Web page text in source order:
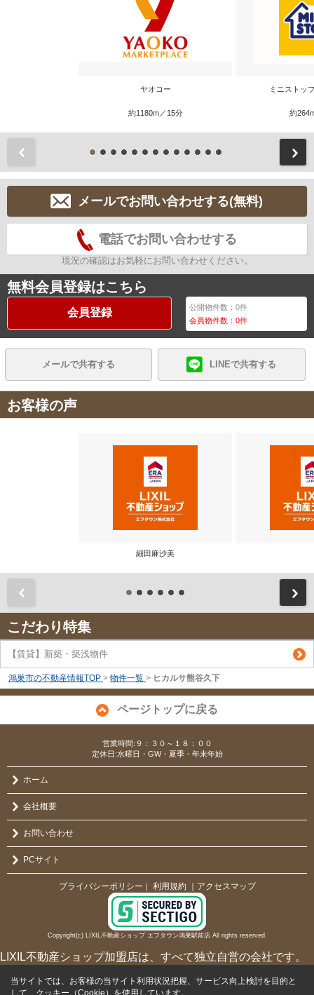
ヤオコー
約1180m／15分
ミニストッ
約
メールでお問い合わせする(無料)
電話でお問い合わせする
現況の確認はお気軽にお問い合わせください。
無料会員登録はこちら
会員登録 公開物件数：0件
会員物件数：0件
メールで共有する LINEで共有する
お客様の声
細田麻沙美
こだわり特集
【賃貸】新築・築浅物件
鴻巣市の不動産情報TOP > 物件一覧 > ヒカルサ熊谷久下
ページトップに戻る
営業時間:９：３０～１８：００
定休日:水曜日・GW・夏季・年末年始
ホーム
会社概要
お問い合わせ
PCサイト
プライバシーポリシー 利用規約 ｜アクセスマップ
Copyright(c) LIXIL不動産ショップ エフタウン鴻巣駅前店 All rights reserved.
LIXIL不動産ショップ加盟店は、すべて独立自営の会社です。
当サイトでは、お客様の当サイト利用状況把握、サービス向上検討を目的と
して、クッキー（Cookie）を使用しています。